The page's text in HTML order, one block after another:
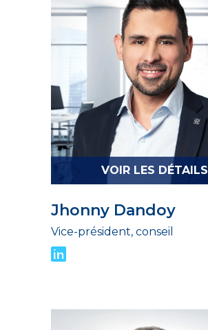
VOIR LES DÉTAILS
Jhonny Dandoy
Vice-président, conseil